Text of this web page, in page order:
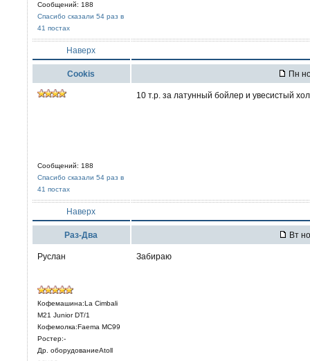
Сообщений: 188
Спасибо сказали 54 раз в
41 постах
Наверх
Cookis Пн
Сообщений: 188
Спасибо сказали 54 раз в
41 постах
10 т.р. за латунный бойлер и увесистый
Наверх
Раз-Два Вт
Руслан
Кофемашина:La Cimbali
M21 Junior DT/1
Кофемолка:Faema MC99
Ростер:-
Др. оборудованиеAtoll
Забираю